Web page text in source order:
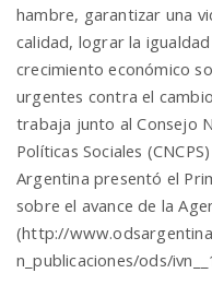
hambre, garantizar una
calidad, lograr la
crecimiento económico
urgentes contra el
trabaja junto al Consejo
Políticas Sociales
Argentina presentó el
sobre el avance de la
(http://
n_publicaciones/ods/